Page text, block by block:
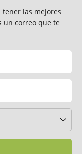
las mejores
un correo que te